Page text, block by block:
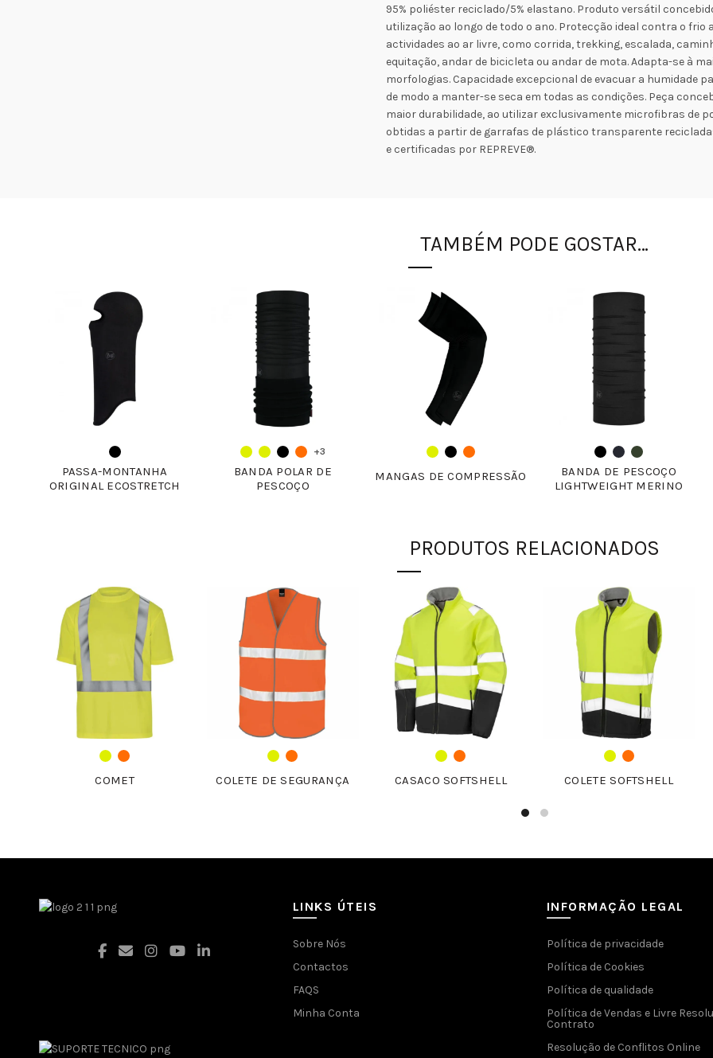
95% poliéster reciclado/5% elastano. Produto versátil
utilização ao longo de todo o ano. Protecção ideal contra o frio
actividades ao ar livre, como corrida, trekking, escalada,
equitação, andar de bicicleta ou andar de mota. Adapta-se à
morfologias. Capacidade excepcional de evacuar a humidade
de modo a manter-se seca em todas as condições. Peça
maior durabilidade, ao utilizar exclusivamente microfibras de
obtidas a partir de garrafas de plástico transparente
e certificadas por REPREVE®.
TAMBÉM PODE GOSTAR…
PASSA-MONTANHA
ORIGINAL ECOSTRETCH
+3
BANDA POLAR DE
PESCOÇO
MANGAS DE COMPRESSÃO
BANDA DE PESCOÇO
LIGHTWEIGHT MERINO
PRODUTOS RELACIONADOS
COMET COLETE DE SEGURANÇA CASACO SOFTSHELL COLETE SOFTSHELL
LINKS ÚTEIS
Sobre Nós
Contactos
FAQS
Minha Conta
INFORMAÇÃO LEGAL
Política de privacidade
Política de Cookies
Política de qualidade
Política de Vendas e Livre
Contrato
Resolução de Conflitos Online